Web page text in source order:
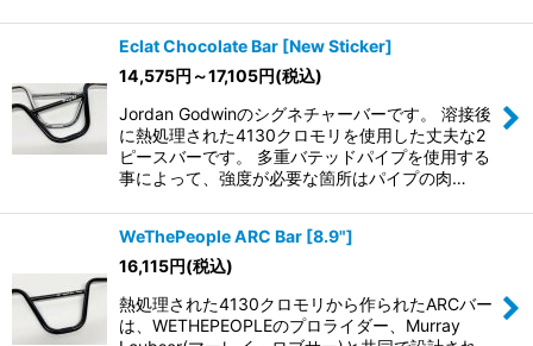
Eclat Chocolate Bar [New Sticker]
14,575円 ～17,105円(税込)
Jordan Godwinのシグネチャーバーです。 溶接後
に熱処理された4130クロモリを使用した丈夫な2
ピースバーです。 多重バテッドパイプを使用する
事によって、強度が必要な箇所はパイプの肉…
WeThePeople ARC Bar [8.9"]
16,115円(税込)
熱処理された4130クロモリから作られたARCバー
は、WETHEPEOPLEのプロライダー、Murray